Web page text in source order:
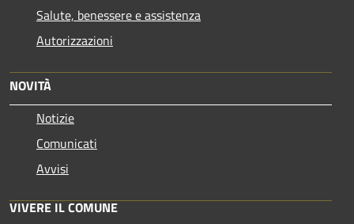
Salute, benessere e assistenza
Autorizzazioni
NOVITÀ
Notizie
Comunicati
Avvisi
VIVERE IL COMUNE